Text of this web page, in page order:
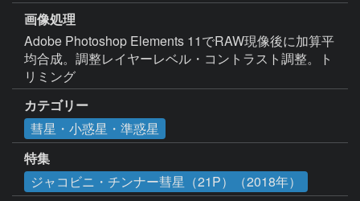
画像処理
Adobe Photoshop Elements 11でRAW現像後に加算平
均合成。調整レイヤーレベル・コントラスト調整。ト
リミング
カテゴリー
彗星・小惑星・準惑星
特集
ジャコビニ・チンナー彗星（21P）（2018年）